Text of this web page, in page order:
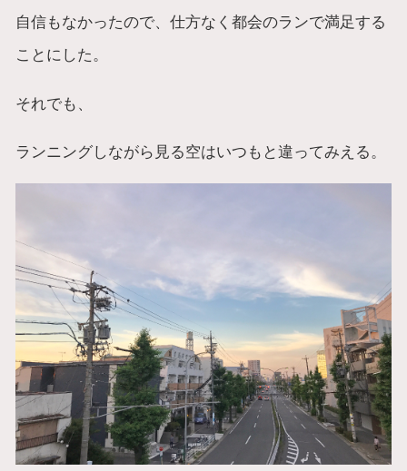
自信もなかったので、仕方なく都会のランで満足する
ことにした。
それでも、
ランニングしながら見る空はいつもと違ってみえる。